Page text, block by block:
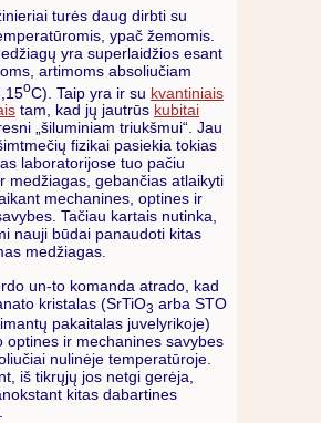
turės daug dirbti su
ypač žemomis.
yra superlaidžios esant
artimoms absoliučiam
oC). Taip yra ir su kvantiniais
tam, kad jų jautrūs kubitai
„šiluminiam triukšmui“. Jau
fizikai pasiekia tokias
laboratorijose tuo pačiu
medžiagas, gebančias atlaikyti
mechanines, optines ir
Tačiau kartais nutinka,
nauji būdai panaudoti kitas
medžiagas.
un-to komanda atrado, kad
kristalas (SrTiO3 arba STO
pakaitalas juvelyrikoje)
optines ir mechanines savybes
nulinėje temperatūroje.
iš tikrųjų jos netgi gerėja,
kitas dabartines